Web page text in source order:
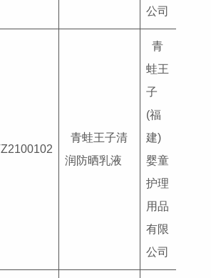
公司
青蛙王子清
润防晒乳液
青
蛙王
子
(福
建)
婴童
护理
用品
有限
公司